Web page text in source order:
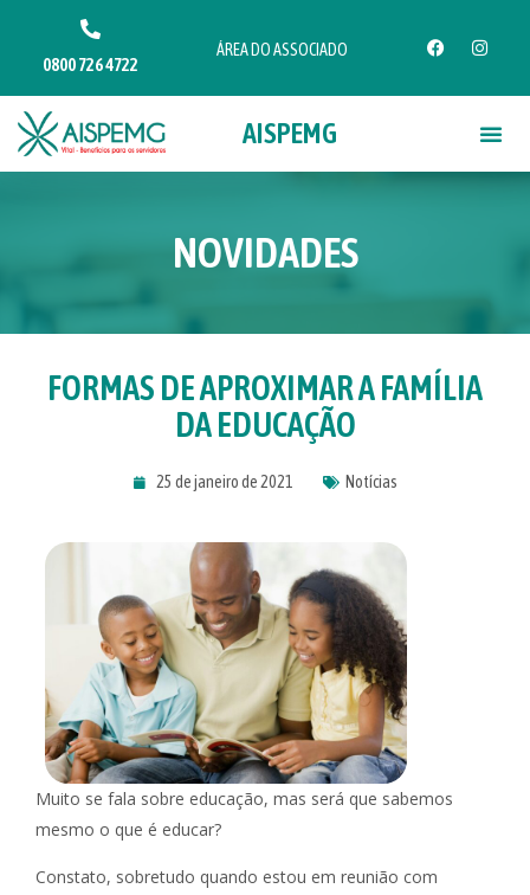
0800 726 4722
ÁREA DO ASSOCIADO
AISPEMG
NOVIDADES
FORMAS DE APROXIMAR A FAMÍLIA
DA EDUCAÇÃO
25 de janeiro de 2021 Notícias
Muito se fala sobre educação, mas será que sabemos
mesmo o que é educar?
Constato, sobretudo quando estou em reunião com